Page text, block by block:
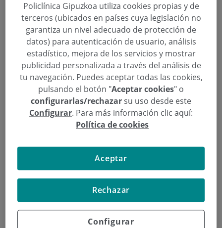
Policlínica Gipuzkoa participó en
la V Jornada Anual MIR ESRA
España
Categoría:Anestesiología y Reanimación
28 de Enero de 2020
anestesia ,anestesia general anestesistas
El pasado sábado, 25 de enero, se celebró en
España.
Continuar leyendo
Policlínica Gipuzkoa utiliza cookies propias y de
terceros (ubicados en países cuya legislación no
garantiza un nivel adecuado de protección de
datos) para autenticación de usuario, análisis
estadístico, mejora de los servicios y mostrar
publicidad personalizada a través del análisis de
tu navegación. Puedes aceptar todas las cookies,
pulsando el botón "Aceptar cookies" o
configurarlas/rechazarsu uso desde este
Configurar. Para más información clic aquí:
Política de cookies
Configurar
Rechazar
Aceptar